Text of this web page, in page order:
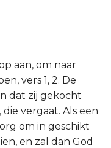
aan, om naar
vers 1, 2. De
dat zij gekocht
die vergaat. Als een
om in geschikt
en zal dan God